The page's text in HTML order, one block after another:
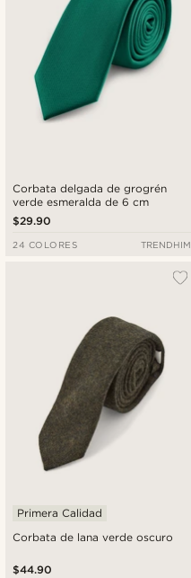
Corbata delgada de grogrén
verde esmeralda de 6 cm
$29.90
24 COLORES TRENDHIM
Corbata de lana verde oscuro
Primera Calidad
$44.90